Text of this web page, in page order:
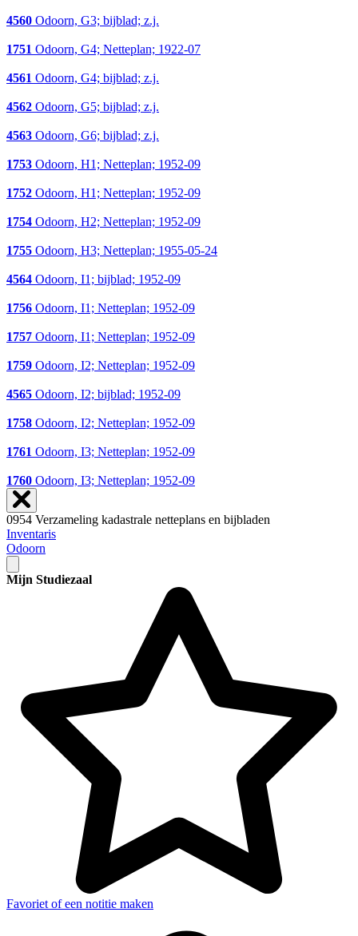
4560 Odoorn, G3; bijblad; z.j.
1751 Odoorn, G4; Netteplan; 1922-07
4561 Odoorn, G4; bijblad; z.j.
4562 Odoorn, G5; bijblad; z.j.
4563 Odoorn, G6; bijblad; z.j.
1753 Odoorn, H1; Netteplan; 1952-09
1752 Odoorn, H1; Netteplan; 1952-09
1754 Odoorn, H2; Netteplan; 1952-09
1755 Odoorn, H3; Netteplan; 1955-05-24
4564 Odoorn, I1; bijblad; 1952-09
1756 Odoorn, I1; Netteplan; 1952-09
1757 Odoorn, I1; Netteplan; 1952-09
1759 Odoorn, I2; Netteplan; 1952-09
4565 Odoorn, I2; bijblad; 1952-09
1758 Odoorn, I2; Netteplan; 1952-09
1761 Odoorn, I3; Netteplan; 1952-09
1760 Odoorn, I3; Netteplan; 1952-09
0954 Verzameling kadastrale netteplans en bijbladen
Inventaris
Odoorn
Mijn Studiezaal
Favoriet of een notitie maken